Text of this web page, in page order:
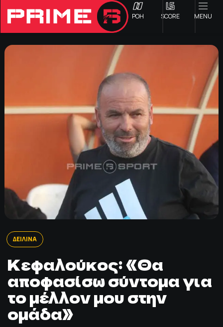
ΡΟΗ SCORE MENU
Γ ΕΘΝΙΚΗ
Β1 ΕΠΣΗ
Β2 ΕΠΣΗ
ΠΟΔΟΣΦΑΙΡΟ
ΑΛΛΑ ΣΠΟΡ
PRIME ZONE
ΕΠΙΚΑΙΡΟΤΗΤΑ
ΔΕΙΛΙΝΑ
Κεφαλούκος: «Θα
αποφασίσω σύντομα για
το μέλλον μου στην
ομάδα»